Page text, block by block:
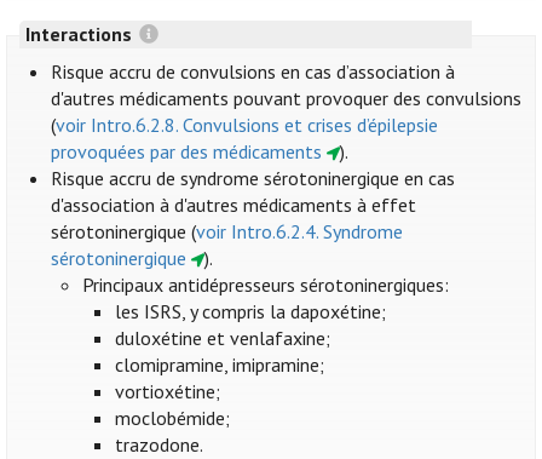
Interactions
Risque accru de convulsions en cas d’association à
d'autres médicaments pouvant provoquer des convulsions
(voir Intro.6.2.8. Convulsions et crises d’épilepsie
provoquées par des médicaments
).
Risque accru de syndrome sérotoninergique en cas
d'association à d'autres médicaments à effet
sérotoninergique (voir Intro.6.2.4. Syndrome
sérotoninergique
).
Principaux antidépresseurs sérotoninergiques:
les ISRS, y compris la dapoxétine;
duloxétine et venlafaxine;
clomipramine, imipramine;
vortioxétine;
moclobémide;
trazodone.